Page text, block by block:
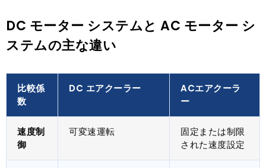
DC モーター システムと AC モーター シ
ステムの主な違い
比較係
数
DC エアクーラー
ACエアクーラ
ー
速度制
御
可変速運転
固定または制限
された速度設定